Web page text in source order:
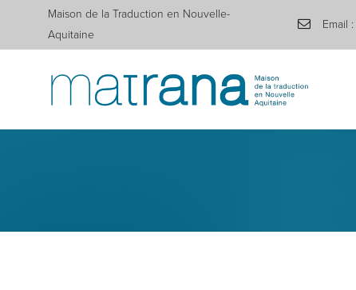
Maison de la Traduction en Nouvelle-
Aquitaine
Email :